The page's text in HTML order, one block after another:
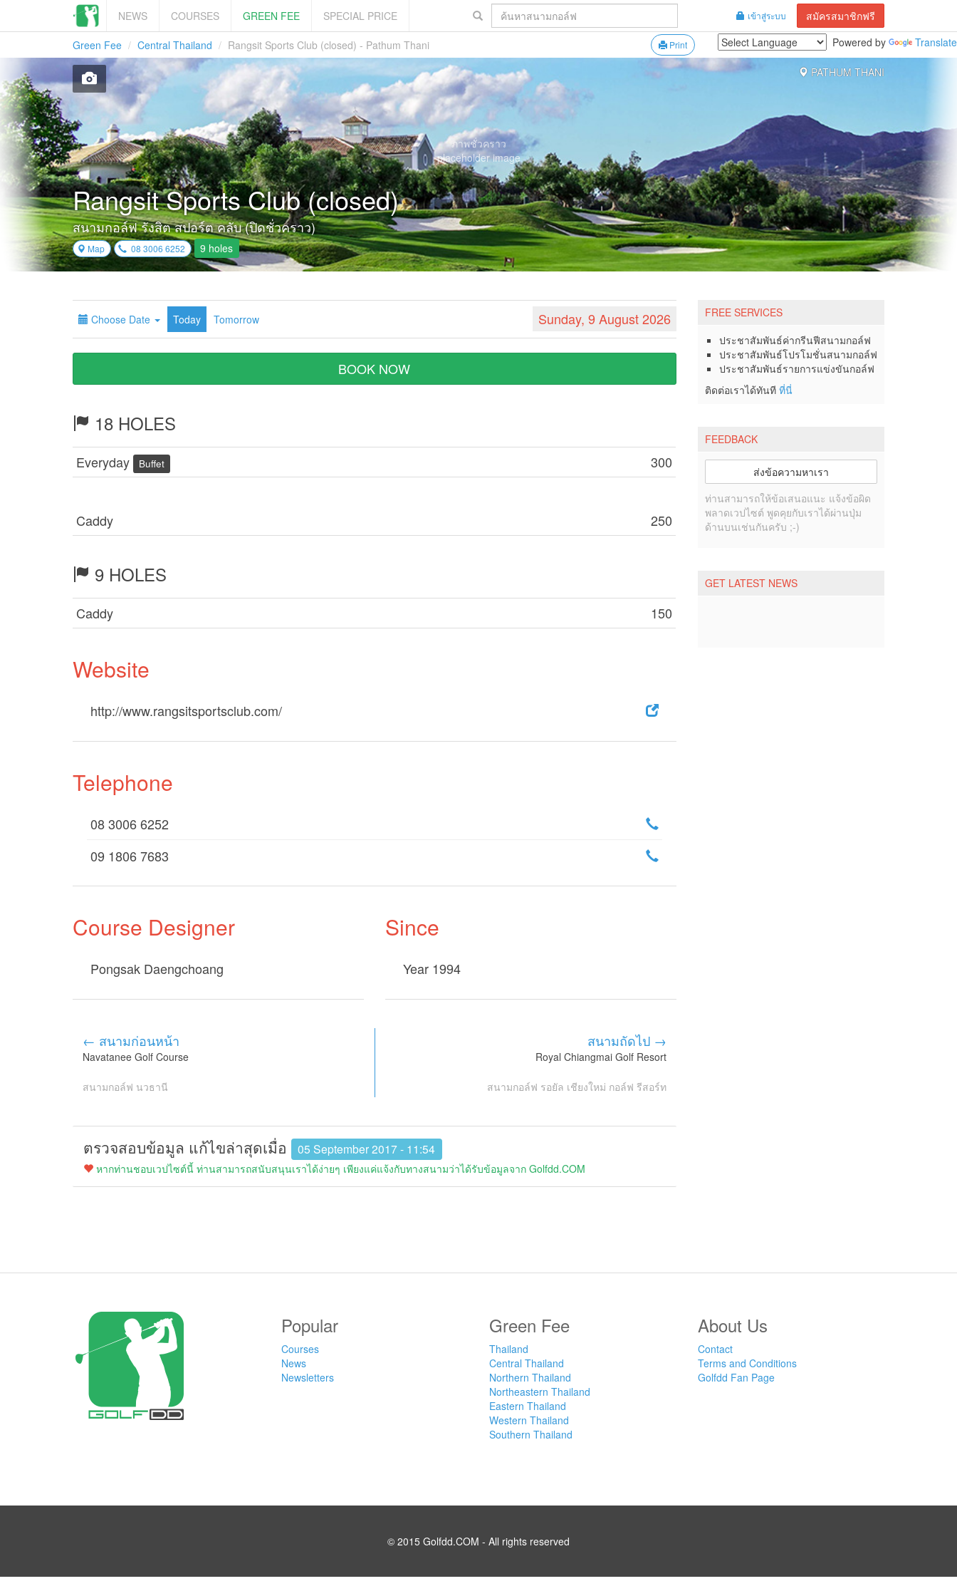
เข้าสู่ระบบ สมัครสมาชิกฟรี
NEWS COURSES GREEN FEE
SPECIAL PRICE
Powered by
Translate
Print
Green Fee Central Thailand
Rangsit Sports Club (closed) - Pathum Thani
PATHUM THANI
ภาพชั่วคราว
placeholder image
Rangsit Sports Club (closed)
สนามกอล์ฟ รังสิต สปอร์ต คลับ (ปิดชั่วคราว)
Map 08 3006 6252 9 holes
Choose Date Today Tomorrow Sunday, 9 August 2026
BOOK NOW
18 HOLES
Everyday Buffet 300
Caddy 250
9 HOLES
Caddy 150
Website
http://www.rangsitsportsclub.com/
Telephone
08 3006 6252
09 1806 7683
Course Designer
Pongsak Daengchoang
Since
Year 1994
← สนามก่อนหน้า
Navatanee Golf Course
สนามกอล์ฟ นวธานี
สนามถัดไป →
Royal Chiangmai Golf Resort
สนามกอล์ฟ รอยัล เชียงใหม่ กอล์ฟ รีสอร์ท
ตรวจสอบข้อมูล แก้ไขล่าสุดเมื่อ 05 September 2017 - 11:54
หากท่านชอบเวปไซต์นี้ ท่านสามารถสนับสนุนเราได้ง่ายๆ เพียงแค่แจ้งกับทางสนามว่าได้รับข้อมูลจาก Golfdd.COM
FREE SERVICES
ประชาสัมพันธ์ค่ากรีนฟีสนามกอล์ฟ
ประชาสัมพันธ์โปรโมชั่นสนามกอล์ฟ
ประชาสัมพันธ์รายการแข่งขันกอล์ฟ
ติดต่อเราได้ทันที ที่นี่
FEEDBACK
ส่งข้อความหาเรา
ท่านสามารถให้ข้อเสนอแนะ แจ้งข้อผิด
พลาดเวปไซต์ พูดคุยกับเราได้ผ่านปุ่ม
ด้านบนเช่นกันครับ ;-)
GET LATEST NEWS
Popular
Courses
News
Newsletters
Green Fee
Thailand
Central Thailand
Northern Thailand
Northeastern Thailand
Eastern Thailand
Western Thailand
Southern Thailand
About Us
Contact
Terms and Conditions
Golfdd Fan Page
© 2015 Golfdd.COM - All rights reserved